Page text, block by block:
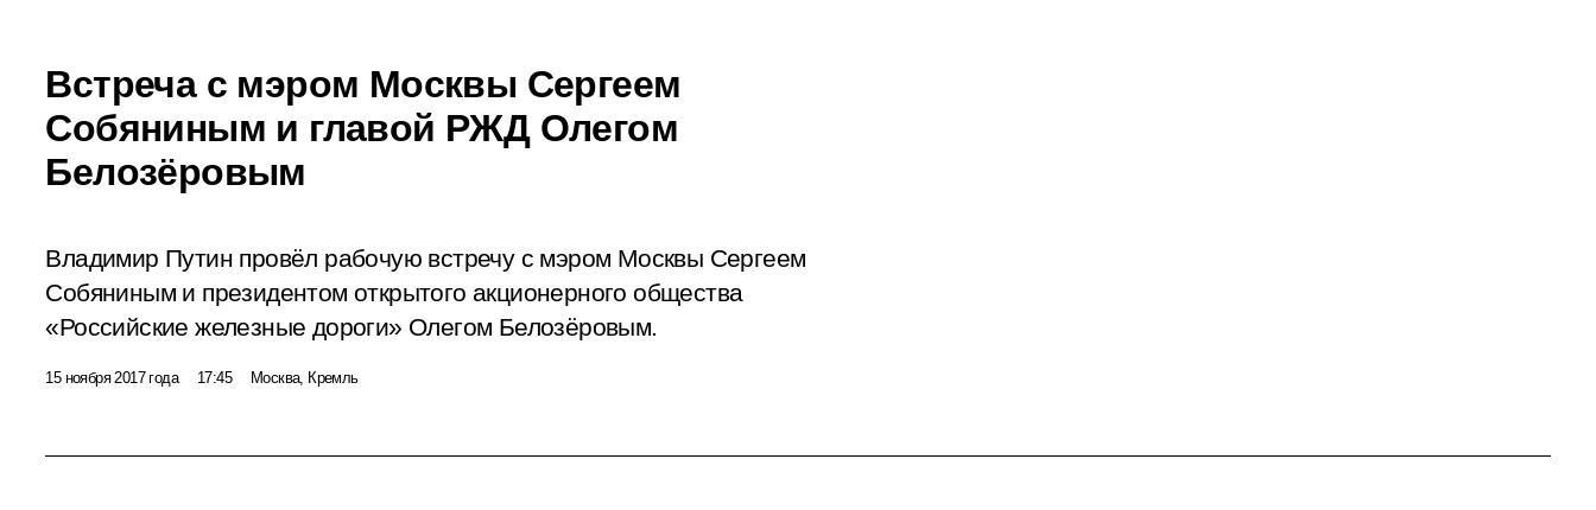
Встреча с мэром Москвы Сергеем
Собяниным и главой РЖД Олегом
Белозёровым
Владимир Путин провёл рабочую встречу с мэром Москвы Сергеем
Собяниным и президентом открытого акционерного общества
«Российские железные дороги» Олегом Белозёровым.
15 ноября 2017 года 17:45 Москва, Кремль